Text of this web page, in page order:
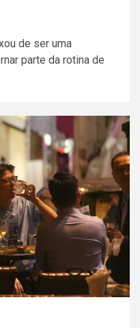
de ser uma
parte da rotina de